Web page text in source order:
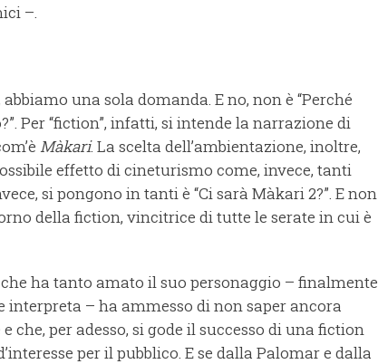
–.
una sola domanda. E no, non è “Perché
Per “fiction”, infatti, si intende la narrazione di
Màkari. La scelta dell’ambientazione, inoltre,
effetto di cineturismo come, invece, tanti
si pongono in tanti è “Ci sarà Màkari 2?”. E non
della fiction, vincitrice di tutte le serate in cui è
ha tanto amato il suo personaggio – finalmente
interpreta – ha ammesso di non saper ancora
che, per adesso, si gode il successo di una fiction
per il pubblico. E se dalla Palomar e dalla